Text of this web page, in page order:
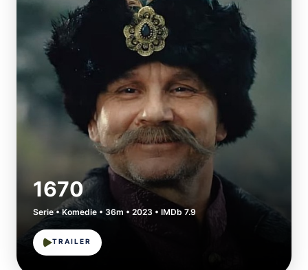
1670
Serie • Komedie • 36m • 2023 • IMDb 7.9
TRAILER